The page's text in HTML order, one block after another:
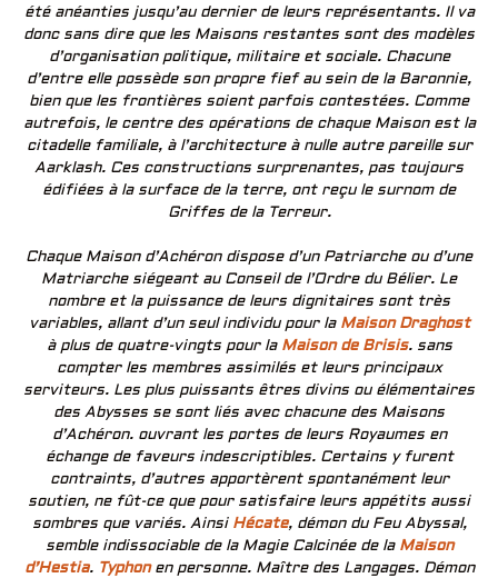
été anéanties jusqu’au dernier de leurs représentants. Il va
donc sans dire que les Maisons restantes sont des modèles
d’organisation politique, militaire et sociale. Chacune
d’entre elle possède son propre fief au sein de la Baronnie,
bien que les frontières soient parfois contestées. Comme
autrefois, le centre des opérations de chaque Maison est la
citadelle familiale, à l’architecture à nulle autre pareille sur
Aarklash. Ces constructions surprenantes, pas toujours
édifiées à la surface de la terre, ont reçu le surnom de
Griffes de la Terreur.
Chaque Maison d’Achéron dispose d’un Patriarche ou d’une
Matriarche siégeant au Conseil de l’Ordre du Bélier. Le
nombre et la puissance de leurs dignitaires sont très
variables, allant d’un seul individu pour la Maison Draghost
à plus de quatre-vingts pour la Maison de Brisis. sans
compter les membres assimilés et leurs principaux
serviteurs. Les plus puissants êtres divins ou élémentaires
des Abysses se sont liés avec chacune des Maisons
d’Achéron. ouvrant les portes de leurs Royaumes en
échange de faveurs indescriptibles. Certains y furent
contraints, d’autres apportèrent spontanément leur
soutien, ne fût-ce que pour satisfaire leurs appétits aussi
sombres que variés. Ainsi Hécate, démon du Feu Abyssal,
semble indissociable de la Magie Calcinée de la Maison
d’Hestia. Typhonen personne. Maître des Langages. Démon